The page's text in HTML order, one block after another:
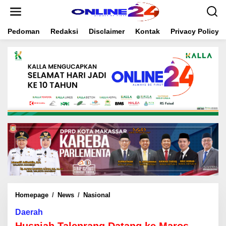
t
Pedoman Redaksi Disclaimer Kontak Privacy Policy
Homepage / News / Nasional
n
Daerah